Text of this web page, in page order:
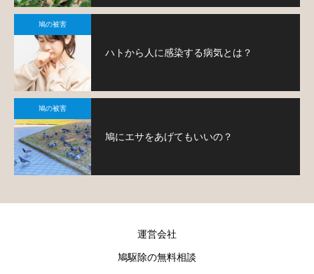
鳩の被害
ハトから人に感染する病気とは？
鳩の被害
鳩にエサをあげてもいいの？
運営会社
鳩駆除の無料相談